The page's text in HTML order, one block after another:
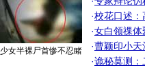
少女半裸尸首惨不忍睹
·校花口述：
·女白领祼体
·曹颖印小天
·诡秘莫测：